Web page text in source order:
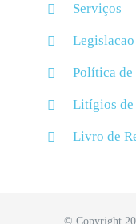
Serviços
Legislacao
Política de
Litígios de
Livro de
© Copyright